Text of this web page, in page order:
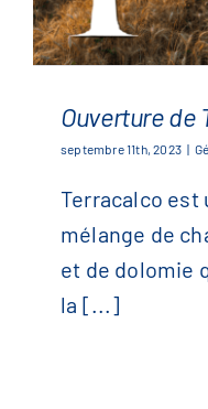
Ouverture de
septembre 11th, 2023 |
Terracalco est
mélange de
et de dolomie
la [...]